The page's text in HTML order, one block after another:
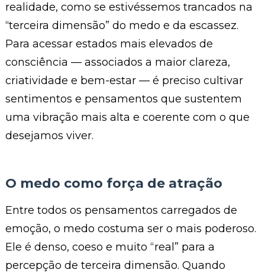
realidade, como se estivéssemos trancados na
“terceira dimensão” do medo e da escassez.
Para acessar estados mais elevados de
consciência — associados a maior clareza,
criatividade e bem-estar — é preciso cultivar
sentimentos e pensamentos que sustentem
uma vibração mais alta e coerente com o que
desejamos viver.
O medo como força de atração
Entre todos os pensamentos carregados de
emoção, o medo costuma ser o mais poderoso.
Ele é denso, coeso e muito “real” para a
percepção de terceira dimensão. Quando